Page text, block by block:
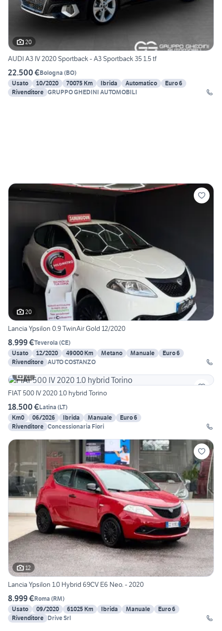
20
AUDI A3 IV 2020 Sportback - A3 Sportback 35 1.5 tf
22.500 €Bologna (BO)
Usato
10/2020 70075 Km Ibrida Automatico
Euro 6
Rivenditore GRUPPO GHEDINI AUTOMOBILI
20
Lancia Ypsilon 0.9 TwinAir Gold 12/2020
8.999 €Teverola (CE)
Usato
12/2020 49000 Km Metano Manuale
Euro 6
Rivenditore AUTO COSTANZO
21
FIAT 500 IV 2020 1.0 hybrid Torino
18.500 €Latina (LT)
Km0
06/2026 Ibrida Manuale
Euro 6
Rivenditore Concessionaria Fiori
12
Lancia Ypsilon 1.0 Hybrid 69CV E6 Neo. - 2020
8.999 €Roma (RM)
Usato
09/2020 61025 Km Ibrida Manuale
Euro 6
Rivenditore Drive Srl